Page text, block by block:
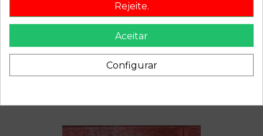
Recambio de piloto trasero izquierdo para fiat stilo multi
wagon (192) 1.9 jtd 115 | 0.03 - ... 1.9 jtd 115 | 0.03 - ...
Rejeite.
Aceitar
Configurar